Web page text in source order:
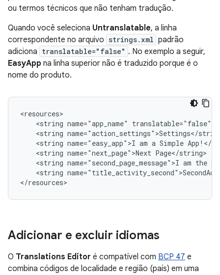
ou termos técnicos que não tenham tradução.
Quando você seleciona Untranslatable, a linha
correspondente no arquivo strings.xml padrão
adiciona translatable="false" . No exemplo a seguir,
EasyApp na linha superior não é traduzido porque é o
nome do produto.
<string name="app_name"
<string
<string name="easy_app">I am a Simple
<string name="next_page">Next
<string name="second_page_message">I am the
<string
Adicionar e excluir idiomas
O Translations Editor é compatível com BCP 47 e
combina códigos de localidade e região (país) em uma